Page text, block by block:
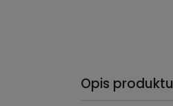
Opis produktu